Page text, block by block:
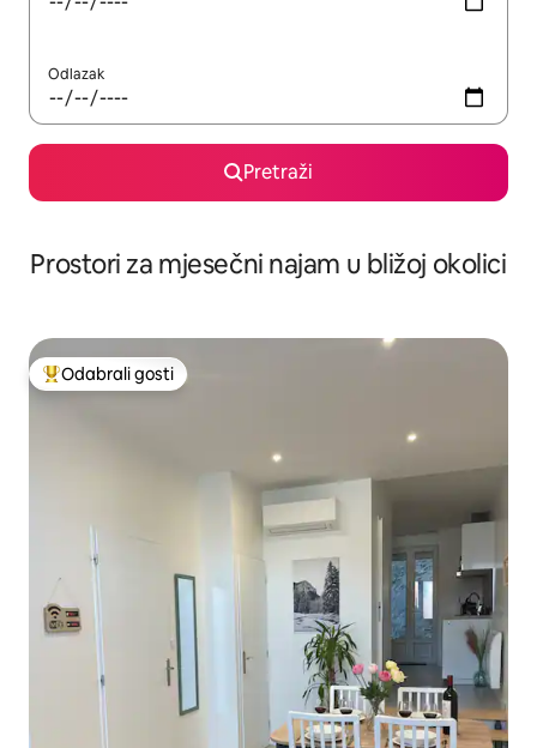
Odlazak
Pretraži
Prostori za mjesečni najam u bližoj okolici
Među najviše rangiranima s oznakom „Odabrali gosti”
Odabrali gosti